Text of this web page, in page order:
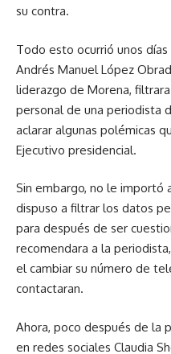
su contra.
Todo esto ocurrió unos
Andrés Manuel López
liderazgo de Morena,
personal de una periodista
aclarar algunas polémicas
Ejecutivo presidencial.
Sin embargo, no le importó
dispuso a filtrar los datos
para después de ser
recomendara a la
el cambiar su número de
contactaran.
Ahora, poco después de la
en redes sociales Claudia